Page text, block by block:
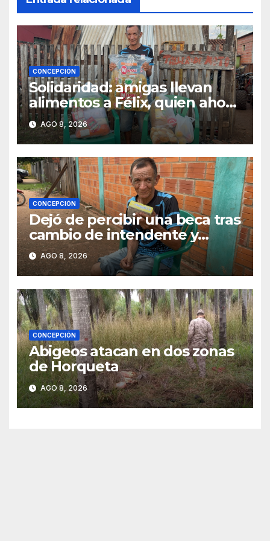
CONCEPCIÓN
Solidaridad: amigas llevan
alimentos a Félix, quien ahora
vende caramelos para
subsistir
AGO 8, 2026
CONCEPCIÓN
Dejó de percibir una beca tras
cambio de intendente y
ahora vende caramelos para
subsistir
AGO 8, 2026
CONCEPCIÓN
Abigeos atacan en dos zonas
de Horqueta
AGO 8, 2026